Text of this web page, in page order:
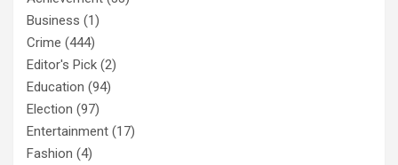
Business (1)
Crime (444)
Editor's Pick (2)
Education (94)
Election (97)
Entertainment (17)
Fashion (4)